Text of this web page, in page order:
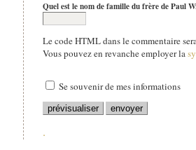
Quel est le nom de famille du frère de Paul
Le code HTML dans le commentaire
Vous pouvez en revanche employer la
Se souvenir de mes informations
.